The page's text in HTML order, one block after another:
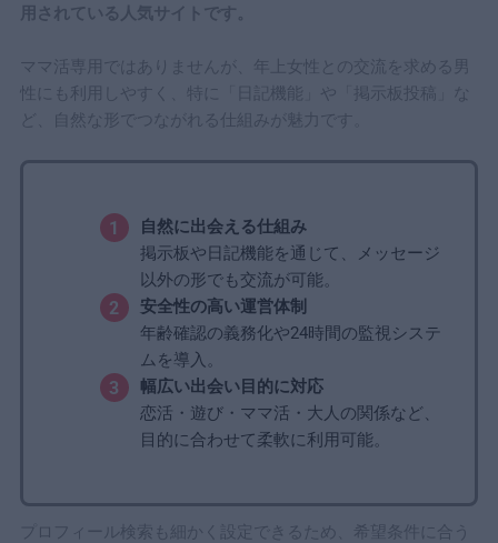
用されている人気サイトです。
ママ活専用ではありませんが、年上女性との交流を求める男
性にも利用しやすく、特に「日記機能」や「掲示板投稿」な
ど、自然な形でつながれる仕組みが魅力です。
自然に出会える仕組み
掲示板や日記機能を通じて、メッセージ
以外の形でも交流が可能。
安全性の高い運営体制
年齢確認の義務化や24時間の監視システ
ムを導入。
幅広い出会い目的に対応
恋活・遊び・ママ活・大人の関係など、
目的に合わせて柔軟に利用可能。
プロフィール検索も細かく設定できるため、希望条件に合う